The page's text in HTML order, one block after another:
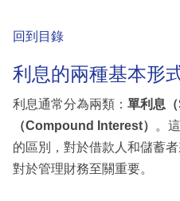
回到目錄
利息的兩種基本形
利息通常分為兩類： 單利息
（Compound Interest）
。
的區別，對於借款人和儲蓄
對於管理財務至關重要。